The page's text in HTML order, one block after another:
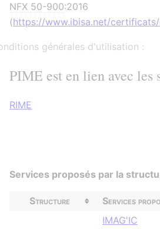
NFX 50-900:2016
(https://www.ibisa.net/
générales d'utilisation :
PIME est en lien avec les
RIME
Services proposés par la
Structure Services
IMAG'IC